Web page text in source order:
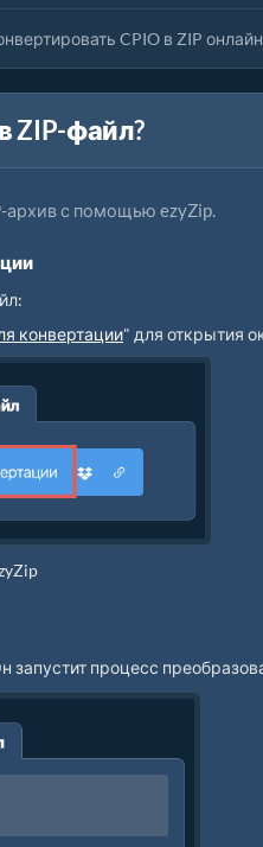
CPIO в ZIP
ZIP-файл?
архив с помощью ezyZip.
конвертации" для открытия
запустит процесс